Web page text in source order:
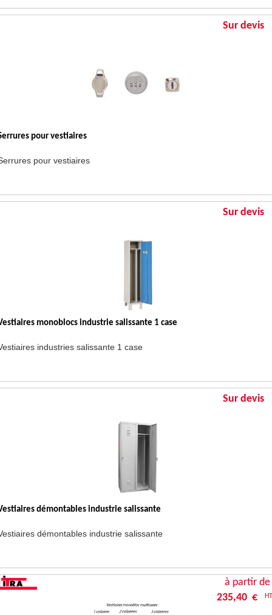
Sur devis
pour vestiaires
pour vestiaires
Sur devis
monoblocs industrie salissante 1 case
industries salissante 1 case
Sur devis
démontables industrie salissante
démontables industrie salissante
à partir de
235,40 €
HT